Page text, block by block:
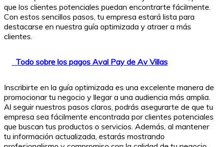
que los clientes potenciales puedan encontrarte fácilmente.
Con estos sencillos pasos, tu empresa estará lista para
destacarse en nuestra guía optimizada y atraer a más
clientes.
Todo sobre los pagos Aval Pay de Av Villas
Inscribirte en la guía optimizada es una excelente manera de
promocionar tu negocio y llegar a una audiencia más amplia.
Al seguir nuestros pasos claros, podrás asegurarte de que tu
empresa sea fácilmente encontrada por clientes potenciales
que buscan tus productos o servicios. Además, al mantener
tu información actualizada, estarás mostrando